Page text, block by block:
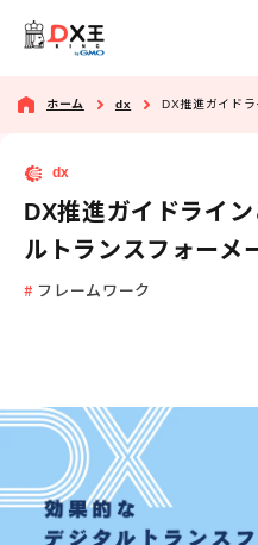
ホーム dx DX推進ガイド
dx
DX推進ガイドライ
ルトランスフォーメ
フレームワーク